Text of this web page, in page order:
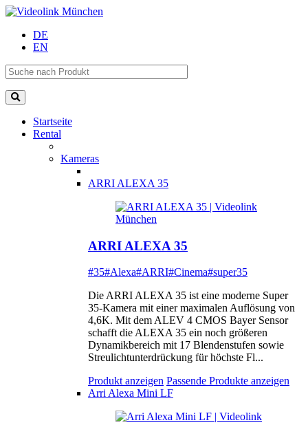
DE
EN
Startseite
Rental
Kameras
ARRI ALEXA 35
ARRI ALEXA 35
#35#Alexa#ARRI#Cinema#super35
Die ARRI ALEXA 35 ist eine moderne Super
35-Kamera mit einer maximalen Auflösung von
4,6K. Mit dem ALEV 4 CMOS Bayer Sensor
schafft die ALEXA 35 ein noch größeren
Dynamikbereich mit 17 Blendenstufen sowie
Streulichtunterdrückung für höchste Fl...
Produkt anzeigen Passende Produkte anzeigen
Arri Alexa Mini LF